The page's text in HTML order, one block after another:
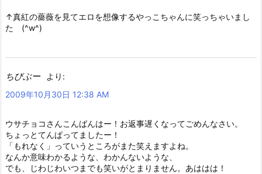
↑真紅の薔薇を見てエロを想像するやっこちゃんに笑っちゃいまし
た (^w^)
ちびぶー
より:
2009年10月30日 12:38 AM
ウサチョコさんこんばんはー！お返事遅くなってごめんなさい。
ちょっとてんぱってましたー！
「もれなく」っていうところがまた笑えますよね。
なんか意味わかるような、わかんないような、
でも、じわじわいつまでも笑いがとまりません。あははは！